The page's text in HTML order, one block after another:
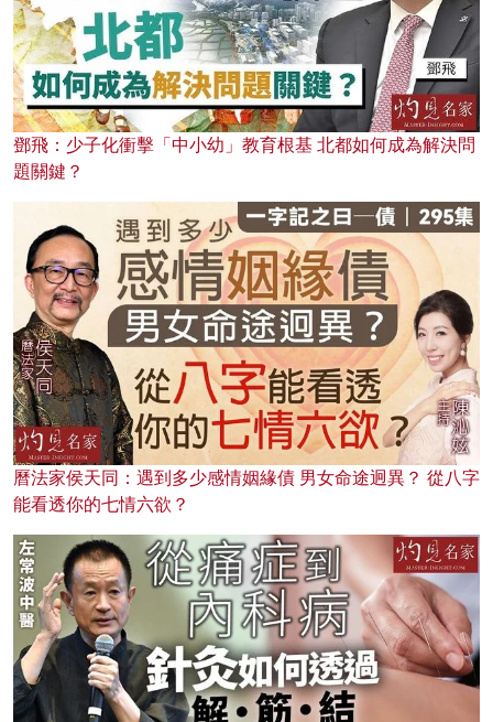
鄧飛：少子化衝擊「中小幼」教育根基 北都如何成為解決問
題關鍵？
曆法家侯天同：遇到多少感情姻緣債 男女命途迥異？ 從八字
能看透你的七情六欲？